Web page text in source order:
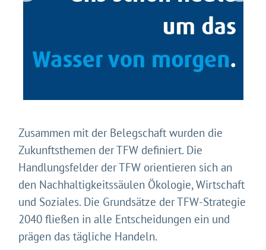
Zusammen mit der Belegschaft wurden die
Zukunftsthemen der TFW definiert. Die
Handlungsfelder der TFW orientieren sich an
den Nachhaltigkeitssäulen Ökologie, Wirtschaft
und Soziales. Die Grundsätze der TFW-Strategie
2040 fließen in alle Entscheidungen ein und
prägen das tägliche Handeln.